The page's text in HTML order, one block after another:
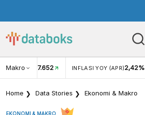
Makro
USD/IDR 17.652 INFLASI YOY (APR)2,42%
Home Data Stories Ekonomi & Makro
EKONOMI & MAKRO